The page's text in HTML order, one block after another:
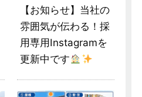
【お知らせ】当社の
雰囲気が伝わる！採
用専用Instagramを
更新中です